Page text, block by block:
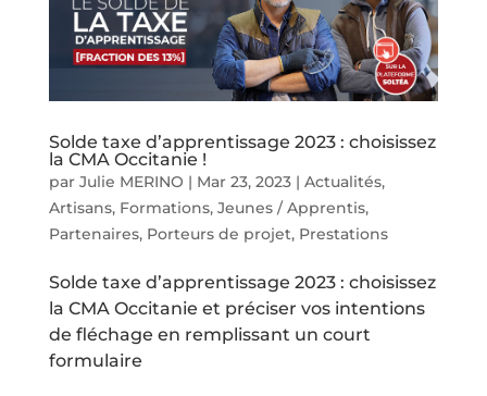
Solde taxe d’apprentissage 2023 : choisissez
la CMA Occitanie !
par Julie MERINO | Mar 23, 2023| Actualités,
Artisans, Formations, Jeunes / Apprentis,
Partenaires, Porteurs de projet, Prestations
Solde taxe d’apprentissage 2023 : choisissez
la CMA Occitanie et préciser vos intentions
de fléchage en remplissant un court
formulaire